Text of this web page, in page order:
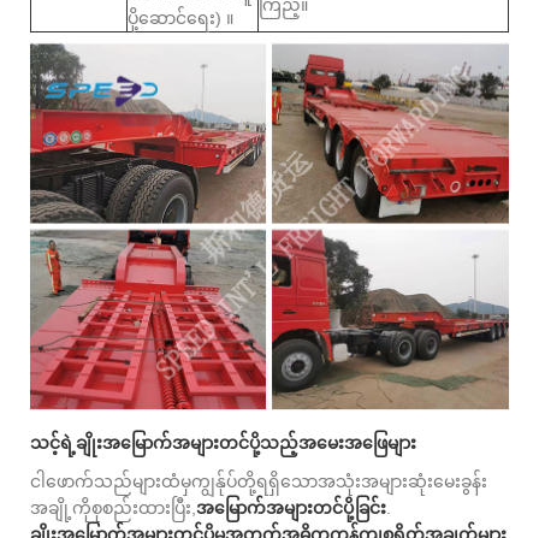
ပို့ဆောင်ရေး) ။
ကြည့်။
သင့်ရဲ့ချိုးအမြောက်အများတင်ပို့သည့်အမေးအဖြေများ
ငါဖောက်သည်များထံမှကျွန်ုပ်တို့ရရှိသောအသုံးအများဆုံးမေးခွန်း
အချို့ကိုစုစည်းထားပြီး, အမြောက်အများတင်ပို့ခြင်း